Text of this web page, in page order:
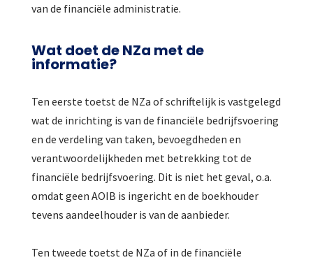
van de financiële administratie.
Wat doet de NZa met de
informatie?
Ten eerste toetst de NZa of schriftelijk is vastgelegd
wat de inrichting is van de financiële bedrijfsvoering
en de verdeling van taken, bevoegdheden en
verantwoordelijkheden met betrekking tot de
financiële bedrijfsvoering. Dit is niet het geval, o.a.
omdat geen AOIB is ingericht en de boekhouder
tevens aandeelhouder is van de aanbieder.
Ten tweede toetst de NZa of in de financiële